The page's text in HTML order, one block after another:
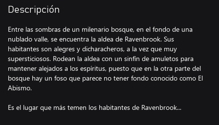
Descripción
Entre las sombras de un milenario bosque, en el fondo de una
nublado valle, se encuentra la aldea de Ravenbrook. Sus
habitantes son alegres y dicharacheros, a la vez que muy
supersticiosos. Rodean la aldea con un sinfín de amuletos para
mantener alejados a los espíritus, puesto que en la otra parte del
bosque hay un foso que parece no tener fondo conocido como El
Abismo.
Es el lugar que más temen los habitantes de Ravenbrook...